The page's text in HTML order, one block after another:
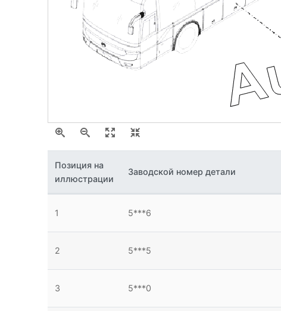
Позиция на
иллюстрации
Заводской номер детали
1 5***6
2 5***5
3 5***0